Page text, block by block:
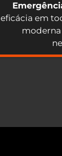
eficácia em
moderna